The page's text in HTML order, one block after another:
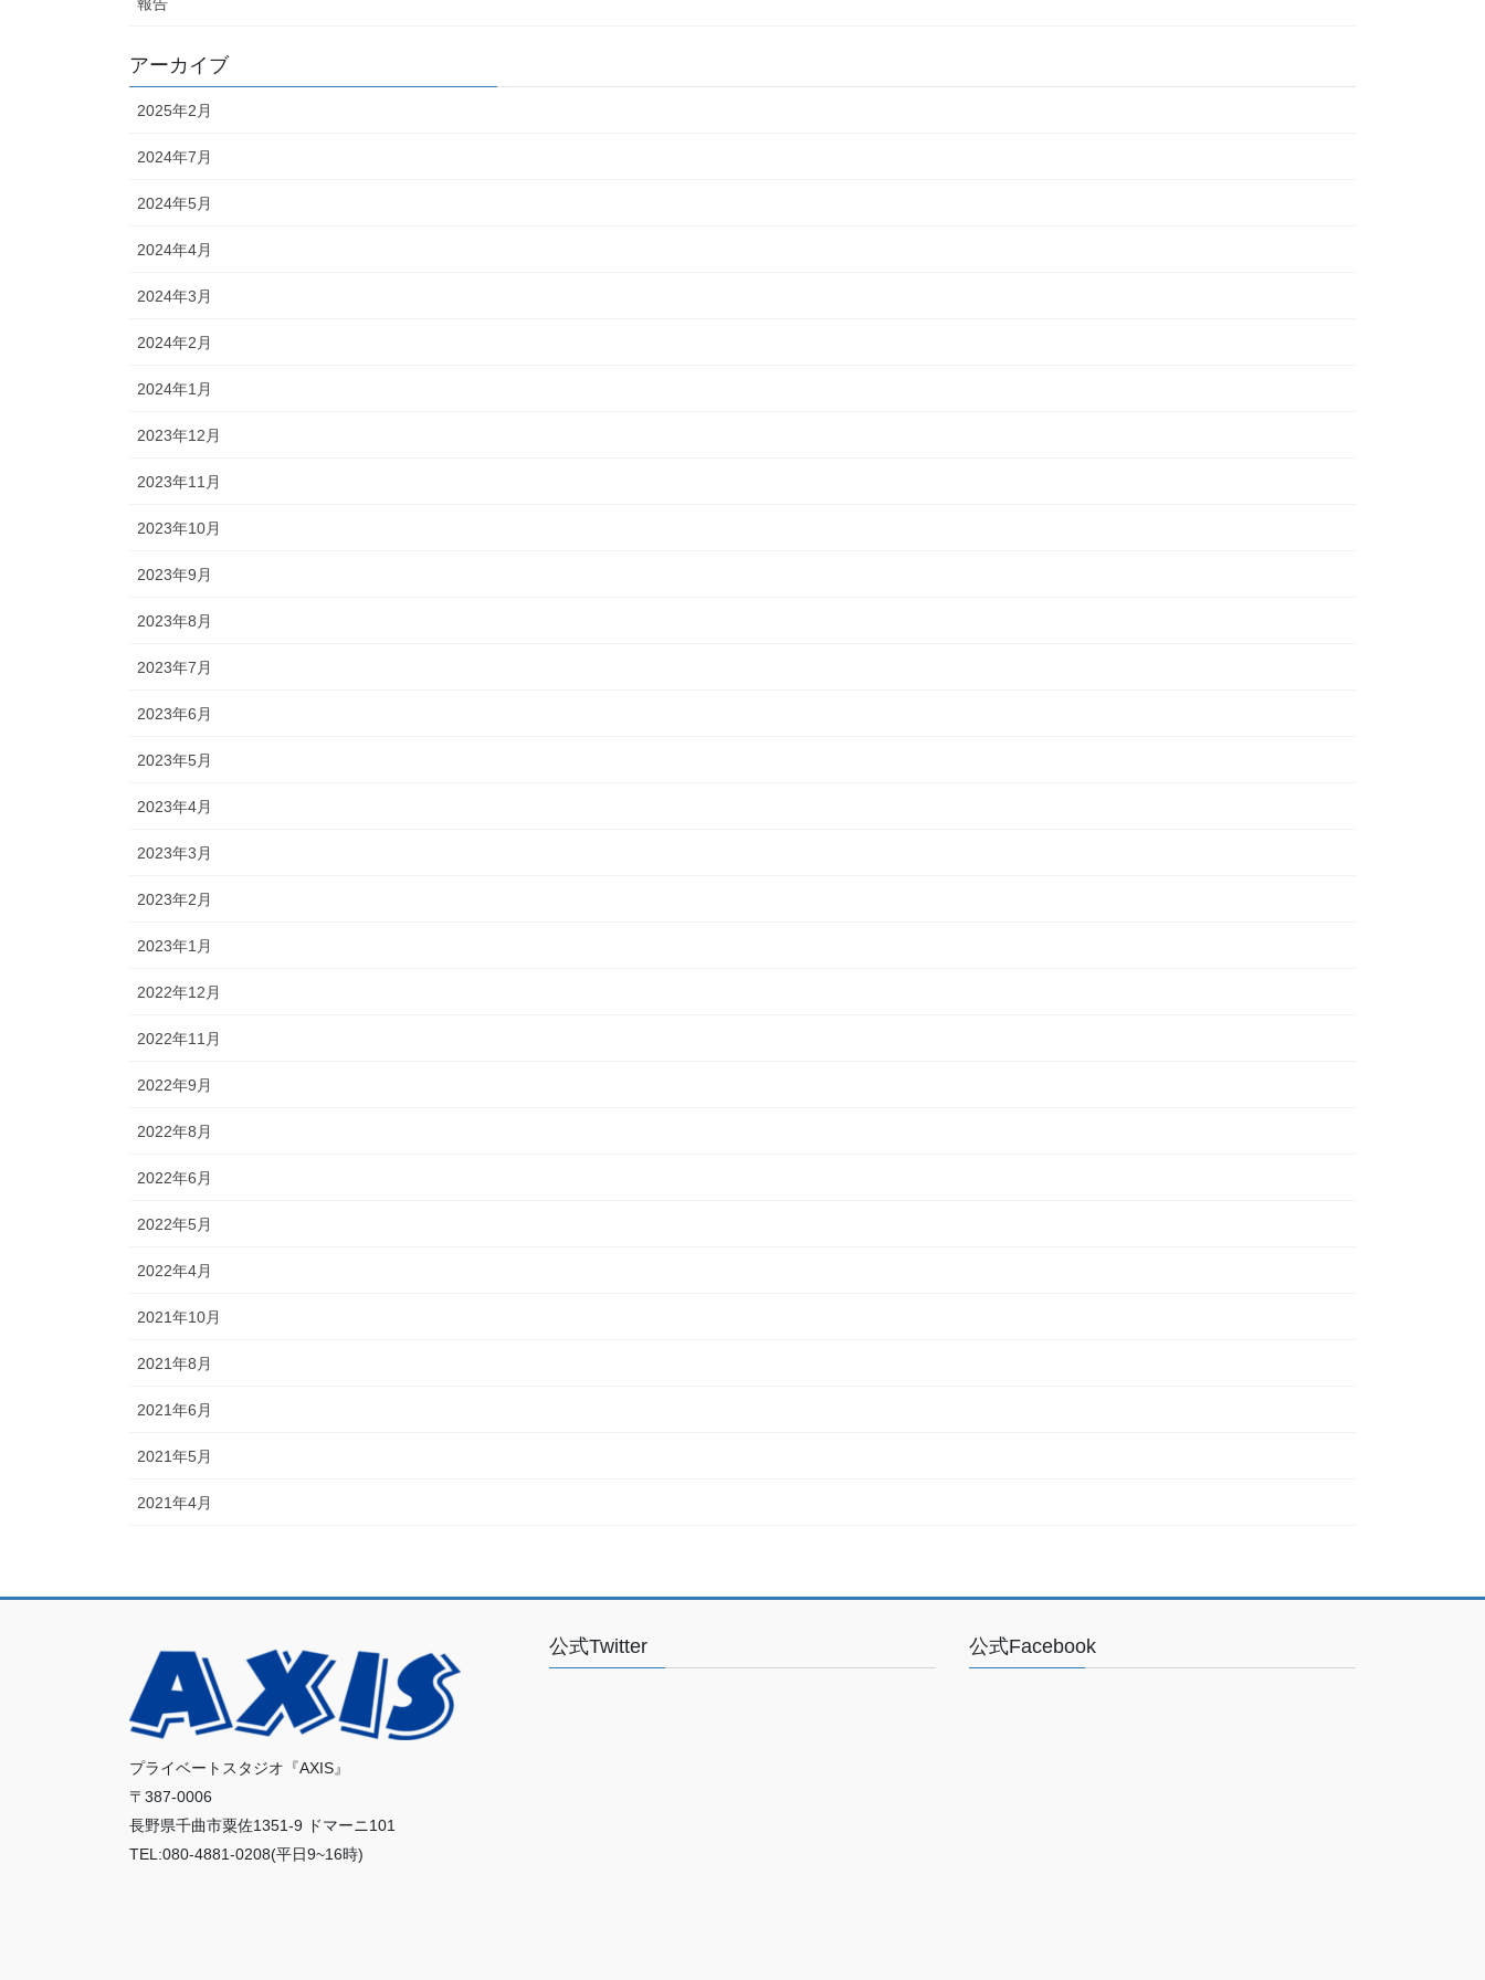
アーカイブ
2025年2月
2024年7月
2024年5月
2024年4月
2024年3月
2024年2月
2024年1月
2023年12月
2023年11月
2023年10月
2023年9月
2023年8月
2023年7月
2023年6月
2023年5月
2023年4月
2023年3月
2023年2月
2023年1月
2022年12月
2022年11月
2022年9月
2022年8月
2022年6月
2022年5月
2022年4月
2021年10月
2021年8月
2021年6月
2021年5月
2021年4月
プライベートスタジオ『AXIS』
〒387-0006
長野県千曲市粟佐1351-9 ドマーニ101
TEL:080-4881-0208(平日9~16時)
公式Twitter 公式Facebook